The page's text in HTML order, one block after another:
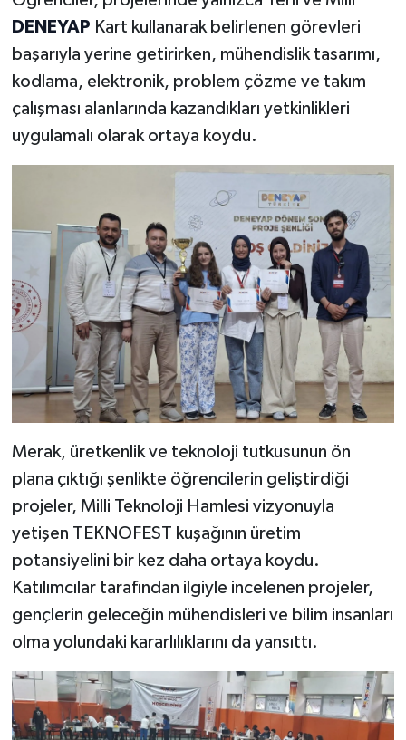
DENEYAP Kart kullanarak belirlenen görevleri
başarıyla yerine getirirken, mühendislik tasarımı,
kodlama, elektronik, problem çözme ve takım
çalışması alanlarında kazandıkları yetkinlikleri
uygulamalı olarak ortaya koydu.
Merak, üretkenlik ve teknoloji tutkusunun ön
plana çıktığı şenlikte öğrencilerin geliştirdiği
projeler, Milli Teknoloji Hamlesi vizyonuyla
yetişen TEKNOFEST kuşağının üretim
potansiyelini bir kez daha ortaya koydu.
Katılımcılar tarafından ilgiyle incelenen projeler,
gençlerin geleceğin mühendisleri ve bilim insanları
olma yolundaki kararlılıklarını da yansıttı.